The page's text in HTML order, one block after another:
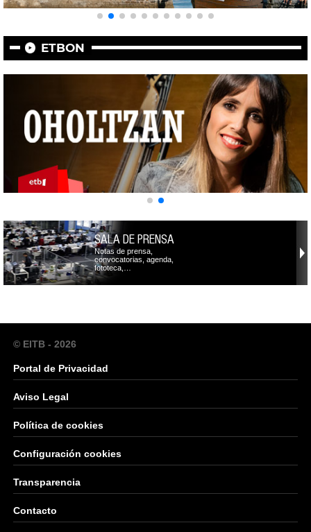
ETBON
SALA DE PRENSA
Notas de prensa,
convocatorias, agenda,
fototeca,…
© EITB - 2026
Portal de Privacidad
Aviso Legal
Política de cookies
Configuración cookies
Transparencia
Contacto